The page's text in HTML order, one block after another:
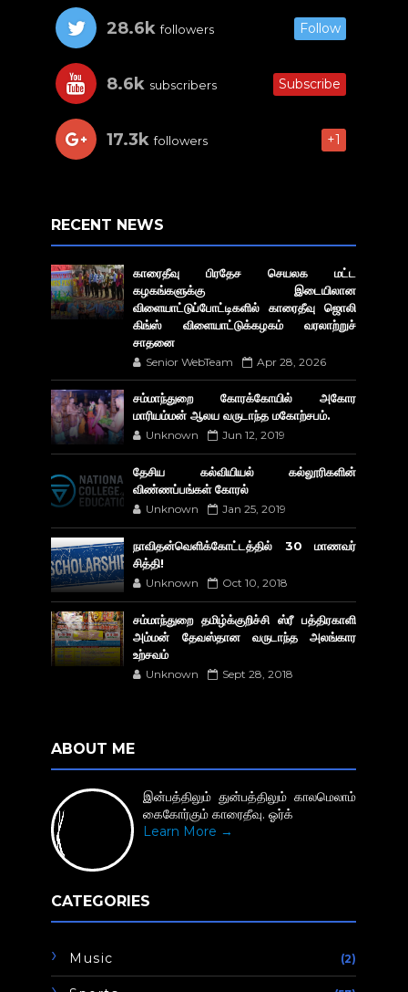
28.6k followers Follow
8.6k subscribers Subscribe
17.3k followers +1
RECENT NEWS
காரைதீவு பிரதேச செயலக மட்ட
கழகங்களுக்கு இடையிலான
விளையாட்டுப்போட்டிகளில் காரைதீவு ஜொலி
கிங்ஸ் விளையாட்டுக்கழகம் வரலாற்றுச்
சாதனை
Senior WebTeam Apr 28, 2026
சம்மாந்துறை கோரக்கோயில் அகோர​
மாரியம்மன் ஆலய வருடாந்த மகோற்சபம்.
Unknown Jun 12, 2019
தேசிய கல்வியியல் கல்லூரிகளின்
விண்ணப்பங்கள் கோரல்
Unknown Jan 25, 2019
நாவிதன்வெளிக்கோட்டத்தில் 30 மாணவர்
சித்தி!
Unknown Oct 10, 2018
சம்மாந்துறை தமிழ்க்குறிச்சி ஸ்ரீ பத்திரகாளி
அம்மன் தேவஸ்தான வருடாந்த அலங்கார
உற்சவம்
Unknown Sept 28, 2018
ABOUT ME
இன்பத்திலும் துன்பத்திலும் காலமெலாம்
கைகோர்கும் காரைதீவு. ஓர்க்
Learn More →
CATEGORIES
Music (2)